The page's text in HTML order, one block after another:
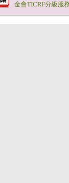
金會TICRF分級服